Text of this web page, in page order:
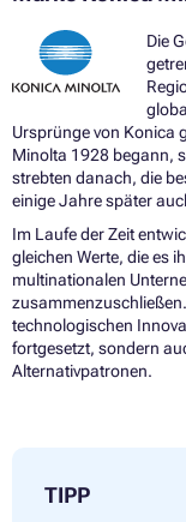
Die
Ursprünge von Konica
Minolta 1928 begann,
strebten danach, die
einige Jahre später
Im Laufe der Zeit
gleichen Werte, die es
multinationalen
technologischen
fortgesetzt, sondern
Alternativpatronen.
TIPP